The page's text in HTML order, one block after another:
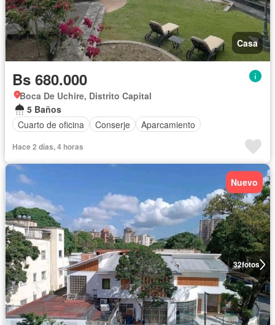
Casa
Bs 680.000
Boca De Uchire, Distrito Capital
5 Baños
Cuarto de oficina
Conserje Aparcamiento
Hace 2 días, 4 horas
32fotos
Nuevo